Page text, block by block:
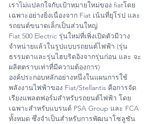
เราไม่แปลกใจกับเป้าหมายใหม่ของ fiatโดย
เฉพาะอย่างยิ่งเนื่องจาก Fiat เน้นที่ยุโรป และ
รถยนต์ขนาดเล็กเป็นส่วนใหญ่
Fiat 500 Electric รุ่นใหม่ที่เพิ่งเปิดตัวมีวาง
จำหน่ายแล้วในรูปแบบรถยนต์ไฟฟ้า (รุ่น
ธรรมดาและรุ่นไฮบริดอิงจากรุ่นก่อน และ จะ
ผลิตตราบเท่าที่มีความต้องการ)
องค์ประกอบหลักอย่างหนึ่งในแผนการใช้
พลังงานไฟฟ้าของ Fiat/Stellantis คือการจัด
เรียงแพลตฟอร์มสำหรับรถยนต์ไฟฟ้า โดย
เฉพาะสำหรับแบรนด์ PSA Group และ FCA
ทั้งหมด ซึ่งจำเป็นสำหรับการพัฒนาโซลูชัน